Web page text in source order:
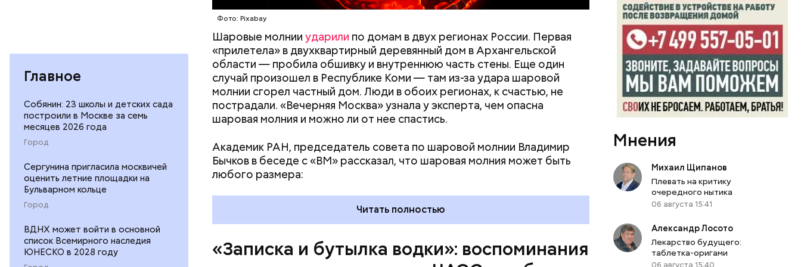
Главное
Собянин: 23 школы и детских сада
построили в Москве за семь
месяцев 2026 года
Город
Сергунина пригласила москвичей
оценить летние площадки на
Бульварном кольце
Город
ВДНХ может войти в основной
список Всемирного наследия
ЮНЕСКО в 2028 году
Фото: Pixabay
Шаровые молнииударили по домам в двух регионах России. Первая
«прилетела» в двухквартирный деревянный дом в Архангельской
области — пробила обшивку и внутреннюю часть стены. Еще один
случай произошел в Республике Коми — там из-за удара шаровой
молнии сгорел частный дом. Люди в обоих регионах, к счастью, не
пострадали. «Вечерняя Москва» узнала у эксперта, чем опасна
шаровая молния и можно ли от нее спастись.
Академик РАН, председатель совета по шаровой молнии Владимир
Бычков в беседе с «ВМ» рассказал, что шаровая молния может быть
любого размера:
Читать полностью
«Записка и бутылка водки»: воспоминания
— Об аварии я узнал 26 апреля, когда нас подняли по тревоге. Мы были
дома, за нами приехал транспорт. Привезли в полк. Построились.
Сказали, что произошло. Создали мобильный отряд. Через несколько
часов мы направились в сторону Чернобыля, — вспоминает Макеев.
Мнения
Михаил Щипанов
Плевать на критику
очередного нытика
06 августа 15:41
Александр Лосото
Лекарство будущего:
таблетка-оригами
06 августа 15:40